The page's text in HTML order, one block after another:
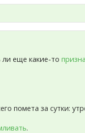
ли еще какие-то
помета за сутки:
.